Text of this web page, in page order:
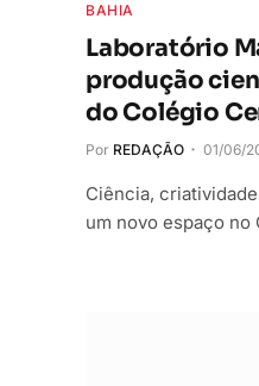
BAHIA
Laboratório
produção
do Colégio
Por REDAÇÃO 01/06/
Ciência,
um novo espaço no